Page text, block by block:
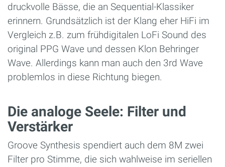
druckvolle Bässe, die an Sequential-Klassiker
erinnern. Grundsätzlich ist der Klang eher HiFi im
Vergleich z.B. zum frühdigitalen LoFi Sound des
original PPG Wave und dessen Klon Behringer
Wave. Allerdings kann man auch den 3rd Wave
problemlos in diese Richtung biegen.
Die analoge Seele: Filter und
Verstärker
Groove Synthesis spendiert auch dem 8M zwei
Filter pro Stimme, die sich wahlweise im seriellen